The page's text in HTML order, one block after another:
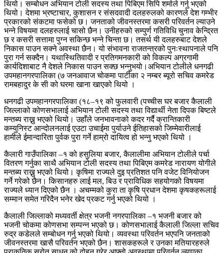
थियो। सम्बोधन अभियान टोली सदस्य तथा पिबिएम सिपि शर्माले गर्नु भएको
थियो। देशमा भ्रष्टाचार, कुशासन र संसदवादी दलहरुलको कारणले देश गम्भीर
प्रकारको संकटमा फसेको छ। जनताको जीवनस्तरमा कसरी परिवर्तन ल्याउने
भन्ने विषयमा दलहरुलाई चासो छैन। उनीहरुको सम्पुर्ण गतिविधि चुनाव केन्द्रित
छ र कसरी सत्तामा पुग्न सकिन्छ भन्ने चिन्ता छ। तसर्थ यी दलहरुबाट देशले
निकास पाउन सक्ने अवस्था छैन। यो संभावना राजतन्त्रको पुनःस्थापनाले पनि
पुरा गर्न सक्दैन। यथास्थितिवादी र प्रतिगमनकारी को विकल्प अग्रगामी
कार्यदिशाबाट नै देशले निकास पाउन सक्छ भन्नुभयो।अभियान टोलीले धनगढी
उपमहानगरपालिका (७ जनआवाज चोकमा पार्टीका २ नम्बर ब्यूरो सचिव कमरेड
रामबहादुर के सी को घरमा खाना खाएको थियो ।
धनगढी उपमहानगरपालिका (१८–१९ को फुलवारी (पच्चीस घर बजार कैलाली
जिल्लाको कोणसभालाई अभियान टोली सदस्य तथा विद्यार्थी नेता दिपक बिष्टले
मन्तब्य राख्नु भएको थियो। उहाँले जनभावनाको कदर गर्दै क्रान्तिकारी
कम्युनिस्ट आन्दोलनलाई एउटा उचाईमा पुर्याउने ईतिहासको जिम्मेवारीलाई
हामीले ईमान्दारिता पुर्वक पुरा गर्ने हाम्रो दायित्व हो भन्नु भएको थियो ।
कैलारी गाउँपालिका –१ को हसुलिया बजार, कैलालीमा अभियान टोलीले पर्चा
वितरण गर्नुका साथै अभियान टोली सदस्य तथा पिबिएम कमरेड नारायण योगीले
मन्तब्य राख्नु भएको थियो। कृषिमा राज्यले दुइ प्रतिशत पनि वजेट विनियोजन
गर्ने गरेको छैन। किसानहरु लाई मल, बिउ र प्राविधिक सहयोगको विषयमा
राज्यले ध्यान दिएको छैन । अचम्मको कुरा ता कृषि प्रधान देशमा कृषकहरूलाई
सम्मान समेत गरिदैन भनेर खेद प्रकट गर्नु भएको थियो ।
कैलाली जिल्लाको मध्यवर्ती क्षेत्र भजनी नगरपालिका –१ भजनी बजार को
भजनी चोकमा कोणसभा सम्पन्न भएको छ। कोणसभालाई कैलाली जिल्ला सचिव
रुद्र कडेलले सम्बोधन गर्नु भएको थियो। व्यवस्था परिवर्तन भएपनि जनताको
जीवनस्तरमा खासै परिवर्तन भएको छैन। शासकहरूले र उनका मतियारहरुले